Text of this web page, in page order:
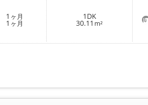
1 ヶ月
1 ヶ月
1DK
30.11 m² お
気
に
入